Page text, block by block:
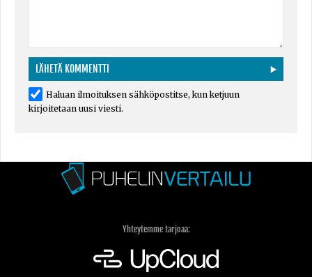
Haluan ilmoituksen sähköpostitse, kun ketjuun
kirjoitetaan uusi viesti.
Yhteytemme tarjoaa: